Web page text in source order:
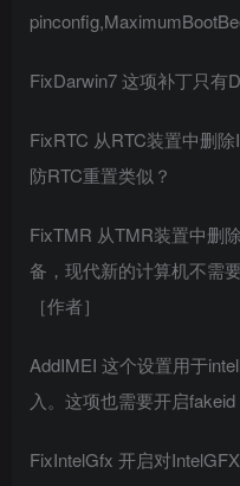
FixDarwin7 这项补丁只有
FixRTC 从RTC装置中删
防RTC重置类似？
FixTMR 从TMR装置中删
备，现代新的计算机不需
［作者］
AddIMEI 这个设置用于
入。这项也需要开启
FixIntelGfx 开启对